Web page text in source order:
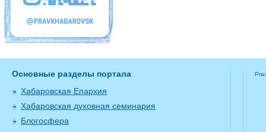
Основные разделы портала
Хабаровская Епархия
Хабаровская духовная семинария
Блогосфера